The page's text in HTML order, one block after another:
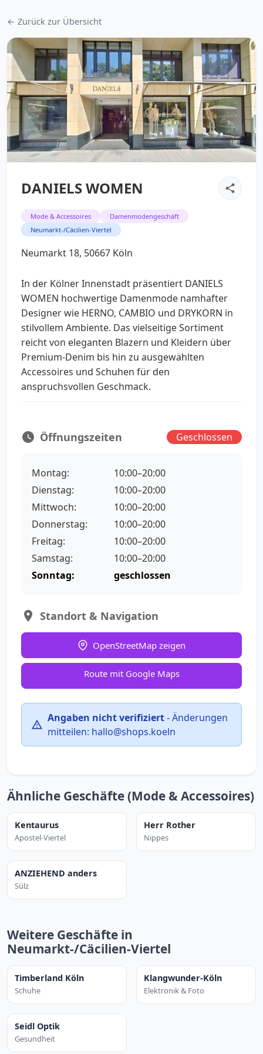
← Zurück zur Übersicht
DANIELS WOMEN
Mode & Accessoires
Damenmodengeschäft
Neumarkt-/Cäcilien-Viertel
Neumarkt 18, 50667 Köln
In der Kölner Innenstadt präsentiert DANIELS
WOMEN hochwertige Damenmode namhafter
Designer wie HERNO, CAMBIO und DRYKORN in
stilvollem Ambiente. Das vielseitige Sortiment
reicht von eleganten Blazern und Kleidern über
Premium-Denim bis hin zu ausgewählten
Accessoires und Schuhen für den
anspruchsvollen Geschmack.
Öffnungszeiten Geschlossen
Montag:
10:00–20:00
Dienstag:
10:00–20:00
Mittwoch:
10:00–20:00
Donnerstag:
10:00–20:00
Freitag:
10:00–20:00
Samstag:
10:00–20:00
Sonntag:
geschlossen
Standort & Navigation
OpenStreetMap zeigen
Route mit Google Maps
Angaben nicht verifiziert-Änderungen
mitteilen: hallo@shops.koeln
Ähnliche Geschäfte (Mode & Accessoires)
Kentaurus
Apostel-Viertel
Herr Rother
Nippes
ANZIEHEND anders
Sülz
Weitere Geschäfte in
Neumarkt-/Cäcilien-Viertel
Timberland Köln
Schuhe
Klangwunder-Köln
Elektronik & Foto
Seidl Optik
Gesundheit